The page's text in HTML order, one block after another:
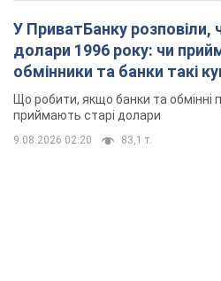
У ПриватБанку розповіли,
долари 1996 року: чи
обмінники та банки такі
Що робити, якщо банки та обмінні
приймають старі долари
9.08.2026 02:20 83,1 т.